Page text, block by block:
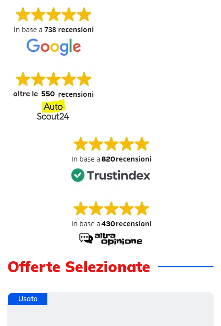
Offerte Selezionate
Usato